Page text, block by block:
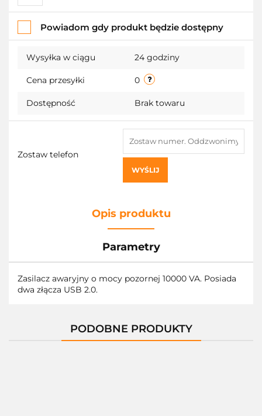
Do
przechowalni
Powiadom gdy produkt będzie dostępny
Wysyłka w ciągu 24 godziny
Cena przesyłki 0
Dostępność Brak towaru
Zostaw telefon
WYŚLIJ
Opis produktu
Parametry
Zasilacz awaryjny o mocy pozornej 10000 VA. Posiada
dwa złącza USB 2.0.
PODOBNE PRODUKTY